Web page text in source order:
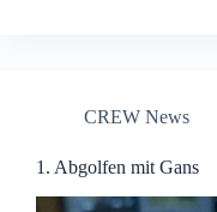
CREW News
1. Abgolfen mit Gans